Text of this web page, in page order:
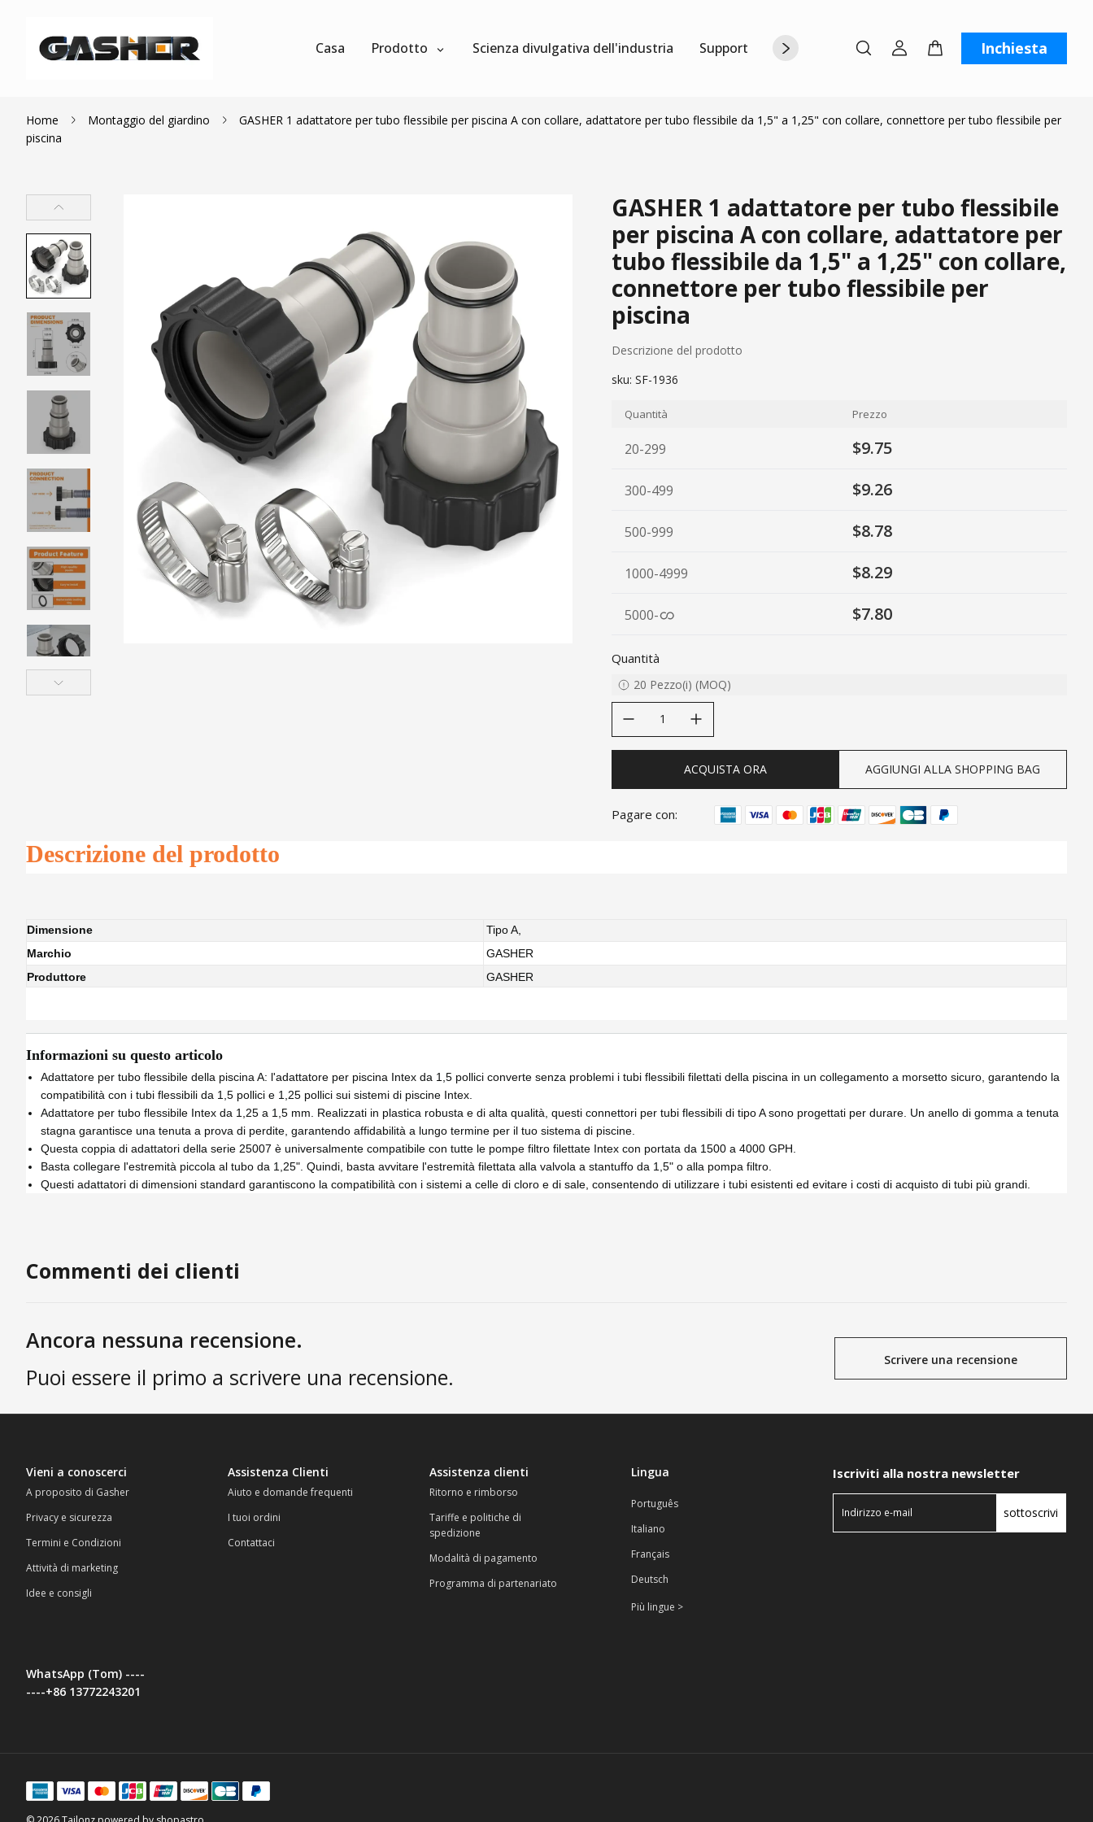
Casa Prodotto Scienza divulgativa dell'industria Supporto Chi siamo Contattaci Inchiesta
Home Montaggio del giardino
GASHER 1 adattatore per tubo flessibile per piscina A con collare, adattatore per tubo flessibile da 1,5" a 1,25" con collare, connettore per tubo flessibile per
piscina
GASHER 1 adattatore per tubo flessibile
per piscina A con collare, adattatore per
tubo flessibile da 1,5" a 1,25" con collare,
connettore per tubo flessibile per
piscina
Descrizione del prodotto
sku: SF-1936
Quantità Prezzo
20-299 $9.75
300-499 $9.26
500-999 $8.78
1000-4999 $8.29
5000- $7.80
Quantità
20 Pezzo(i) (MOQ)
ACQUISTA ORA AGGIUNGI ALLA SHOPPING BAG
Pagare con:
Descrizione del prodotto
Dimensione
Tipo A,
Marchio
GASHER
Produttore
GASHER
Informazioni su questo articolo
Adattatore per tubo flessibile della piscina A: l'adattatore per piscina Intex da 1,5 pollici converte senza problemi i tubi flessibili filettati della piscina in un collegamento a morsetto sicuro, garantendo la
compatibilità con i tubi flessibili da 1,5 pollici e 1,25 pollici sui sistemi di piscine Intex.
Adattatore per tubo flessibile Intex da 1,25 a 1,5 mm. Realizzati in plastica robusta e di alta qualità, questi connettori per tubi flessibili di tipo A sono progettati per durare. Un anello di gomma a tenuta
stagna garantisce una tenuta a prova di perdite, garantendo affidabilità a lungo termine per il tuo sistema di piscine.
Questa coppia di adattatori della serie 25007 è universalmente compatibile con tutte le pompe filtro filettate Intex con portata da 1500 a 4000 GPH.
Basta collegare l'estremità piccola al tubo da 1,25". Quindi, basta avvitare l'estremità filettata alla valvola a stantuffo da 1,5" o alla pompa filtro.
Questi adattatori di dimensioni standard garantiscono la compatibilità con i sistemi a celle di cloro e di sale, consentendo di utilizzare i tubi esistenti ed evitare i costi di acquisto di tubi più grandi.
Commenti dei clienti
Ancora nessuna recensione.
Puoi essere il primo a scrivere una recensione.
Scrivere una recensione
Vieni a conoscerci
A proposito di Gasher
Privacy e sicurezza
Termini e Condizioni
Attività di marketing
Idee e consigli
Assistenza Clienti
Aiuto e domande frequenti
I tuoi ordini
Contattaci
Assistenza clienti
Ritorno e rimborso
Tariffe e politiche di
spedizione
Modalità di pagamento
Programma di partenariato
Lingua
Português
Italiano
Français
Deutsch
Più lingue >
WhatsApp (Tom) ----
----+86 13772243201
Iscriviti alla nostra newsletter
sottoscrivi